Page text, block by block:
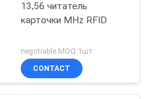
13,56 читатель
карточки MHz RFID
negotiable MOQ:1шт
CONTACT